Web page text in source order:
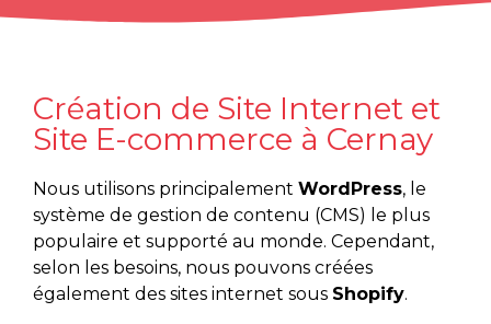
Création de Site Internet et
Site E-commerce à Cernay
Nous utilisons principalement WordPress, le
système de gestion de contenu (CMS) le plus
populaire et supporté au monde. Cependant,
selon les besoins, nous pouvons créées
également des sites internet sous Shopify.